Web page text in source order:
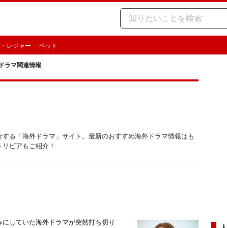
レジャー ペット
ラマ関連情報
る「海外ドラマ」サイト。最新のおすすめ海外ドラマ情報はも
ビアもご紹介！
していた海外ドラマが突然打ち切り